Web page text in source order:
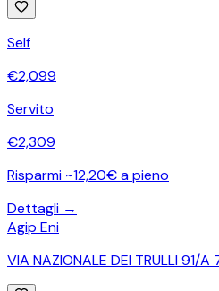
Self
€2,099
Servito
€2,309
Risparmi ~12,20€ a pieno
Dettagli →
Agip Eni
VIA NAZIONALE DEI TRULLI 91/A